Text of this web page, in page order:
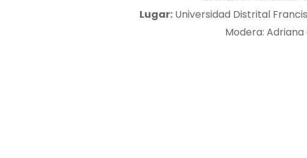
Lugar:Universidad Distrital
Modera: